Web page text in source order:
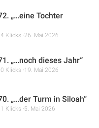
„…eine Tochter
Klicks 26. Mai 2026
„…noch dieses Jahr“
Klicks 19. Mai 2026
„…der Turm in Siloah“
Klicks 5. Mai 2026